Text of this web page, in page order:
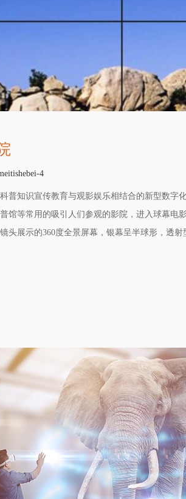
4
普知识宣传教育与观影娱乐相结合的新型数字
馆等常用的吸引人们参观的影院，进入球幕电影
头展示的360度全景屏幕，银幕呈半球形，透射
击，临场效果并使其享受身临其境的高科技虚拟